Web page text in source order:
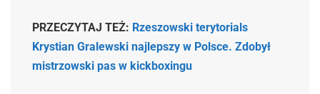
PRZECZYTAJ TEŻ: Rzeszowski terytorials
Krystian Gralewski najlepszy w Polsce. Zdobył
mistrzowski pas w kickboxingu